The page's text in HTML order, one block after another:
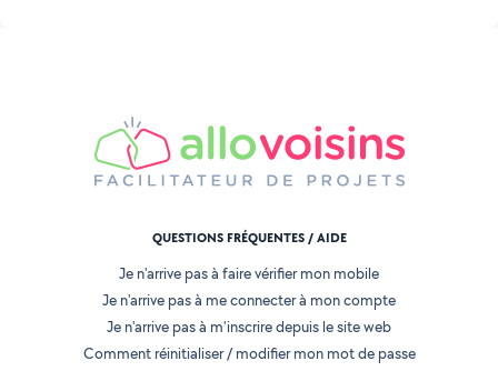
QUESTIONS FRÉQUENTES / AIDE
Je n'arrive pas à faire vérifier mon mobile
Je n'arrive pas à me connecter à mon compte
Je n'arrive pas à m'inscrire depuis le site web
Comment réinitialiser / modifier mon mot de passe